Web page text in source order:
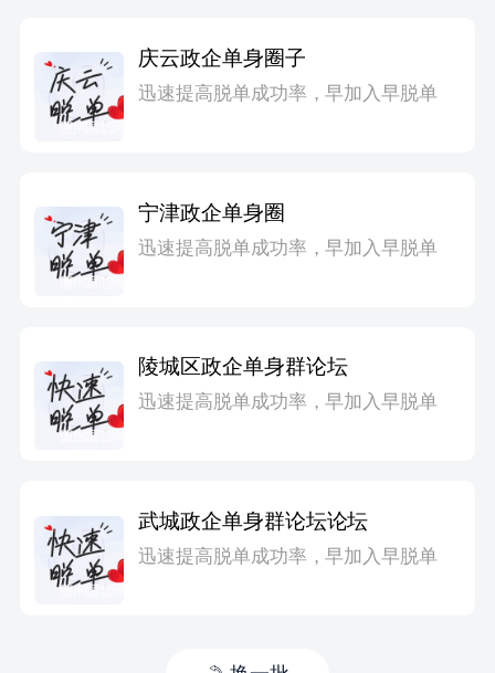
庆云政企单身圈子
迅速提高脱单成功率，早加入早脱单
宁津政企单身圈
迅速提高脱单成功率，早加入早脱单
陵城区政企单身群论坛
迅速提高脱单成功率，早加入早脱单
武城政企单身群论坛论坛
迅速提高脱单成功率，早加入早脱单